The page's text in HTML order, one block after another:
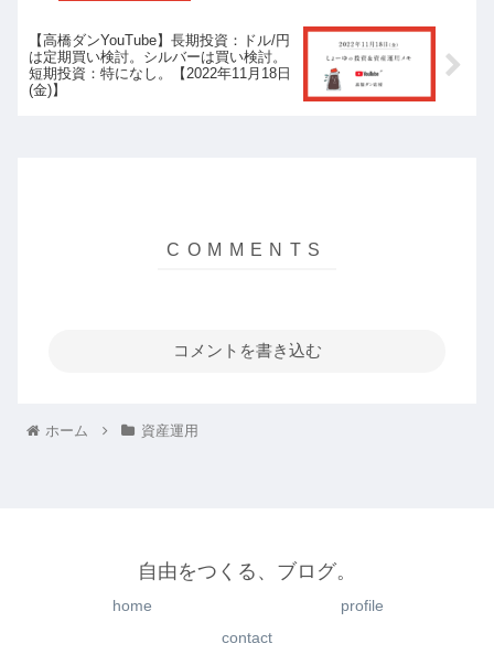
【高橋ダンYouTube】長期投資：ドル/円
は定期買い検討。シルバーは買い検討。
短期投資：特になし。【2022年11月18日
(金)】
コメントを書き込む
ホーム 資産運用
自由をつくる、ブログ。
home
profile
contact